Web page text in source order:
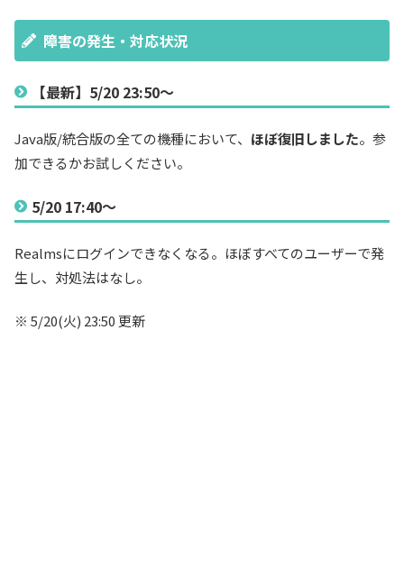
障害の発生・対応状況
【最新】5/20 23:50～
Java版/統合版の全ての機種において、 ほぼ復旧しました。参
加できるかお試しください。
5/20 17:40～
Realmsにログインできなくなる。ほぼすべてのユーザーで発
生し、対処法はなし。
※ 5/20(火) 23:50 更新